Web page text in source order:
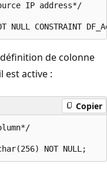
IP address*/
de colonne
est active :
Copier